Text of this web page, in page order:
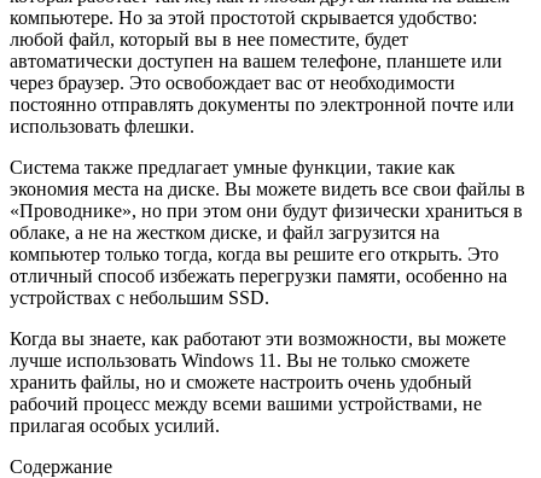
компьютере. Но за этой простотой скрывается удобство:
любой файл, который вы в нее поместите, будет
автоматически доступен на вашем телефоне, планшете или
через браузер. Это освобождает вас от необходимости
постоянно отправлять документы по электронной почте или
использовать флешки.
Система также предлагает умные функции, такие как
экономия места на диске. Вы можете видеть все свои файлы в
«Проводнике», но при этом они будут физически храниться в
облаке, а не на жестком диске, и файл загрузится на
компьютер только тогда, когда вы решите его открыть. Это
отличный способ избежать перегрузки памяти, особенно на
устройствах с небольшим SSD.
Когда вы знаете, как работают эти возможности, вы можете
лучше использовать Windows 11. Вы не только сможете
хранить файлы, но и сможете настроить очень удобный
рабочий процесс между всеми вашими устройствами, не
прилагая особых усилий.
Содержание